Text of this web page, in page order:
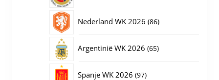
Nederland WK 2026 8686
Argentinië WK 2026 6565
Spanje WK 2026 9797